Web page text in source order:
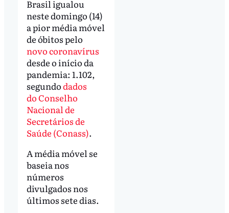
Brasil igualou
neste domingo (14)
a pior média móvel
de óbitos pelo
novo coronavírus
desde o início da
pandemia: 1.102,
segundodados
do Conselho
Nacional de
Secretários de
Saúde (Conass).
A média móvel se
baseia nos
números
divulgados nos
últimos sete dias.